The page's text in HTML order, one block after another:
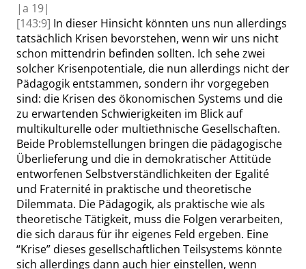
|a 19|
[143:9] In dieser Hinsicht könnten uns nun allerdings
tatsächlich Krisen bevorstehen, wenn wir uns nicht
schon mittendrin befinden sollten. Ich sehe zwei
solcher Krisenpotentiale, die nun allerdings nicht der
Pädagogik entstammen, sondern ihr vorgegeben
sind: die Krisen des ökonomischen Systems und die
zu erwartenden Schwierigkeiten im Blick auf
multikulturelle oder multiethnische Gesellschaften.
Beide Problemstellungen bringen die pädagogische
Überlieferung und die in demokratischer Attitüde
entworfenen Selbstverständlichkeiten der Egalité
und Fraternité in praktische und theoretische
Dilemmata. Die Pädagogik, als praktische wie als
theoretische Tätigkeit, muss die Folgen verarbeiten,
die sich daraus für ihr eigenes Feld ergeben. Eine
“Krise”dieses gesellschaftlichen Teilsystems könnte
sich allerdings dann auch hier einstellen, wenn